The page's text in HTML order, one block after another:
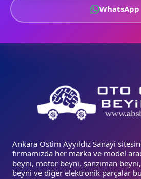
WhatsApp
Ankara Ostim Ayyıldız Sanayi
firmamızda her marka ve model
beyni, motor beyni, şanzıman
beyni ve diğer elektronik parçalar